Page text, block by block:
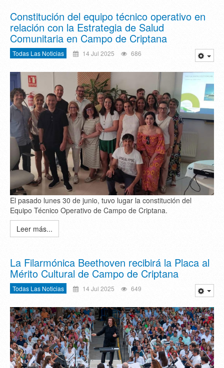
Constitución del equipo técnico operativo en
relación con la Estrategia de Salud
Comunitaria en Campo de Criptana
Todas Las Noticias 14 Jul 2025 686
El pasado lunes 30 de junio, tuvo lugar la constitución del
Equipo Técnico Operativo de Campo de Criptana.
Leer más...
La Filarmónica Beethoven recibirá la Placa al
Mérito Cultural de Campo de Criptana
Todas Las Noticias 14 Jul 2025 649